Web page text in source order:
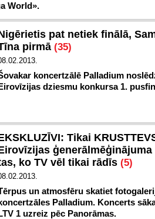
World».
pat netiek finālā,
pirmā (35)
koncertzālē Palladium
dziesmu konkursa 1.
Tikai
ģenerālmēģinājuma
ko TV vēl tikai rādīs (5)
un atmosfēru skatiet
Palladium. Koncerts
1 uzreiz pēc Panorāmas.